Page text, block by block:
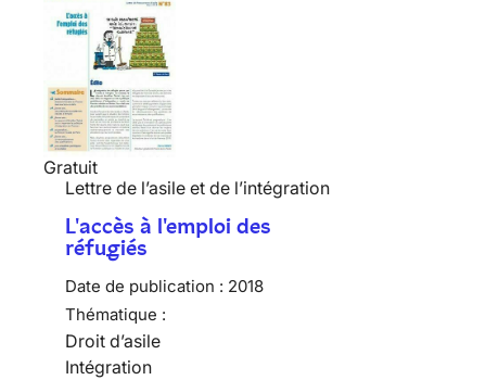
Gratuit
Lettre de l’asile et de l’intégration
L'accès à l'emploi des
réfugiés
Date de publication : 2018
Thématique :
Droit d’asile
Intégration